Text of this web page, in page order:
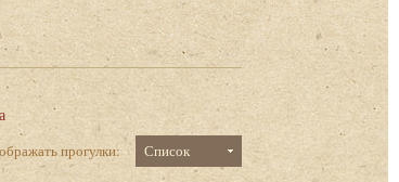
прогулки:
Список